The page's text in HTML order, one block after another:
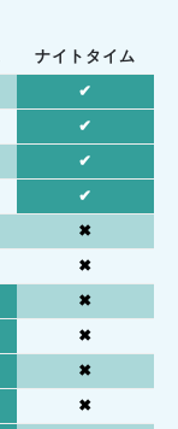
ナイトタイム
✔︎
✔︎
✔︎
✔︎
✖︎
✖︎
✖︎
✖︎
✖︎
✖︎